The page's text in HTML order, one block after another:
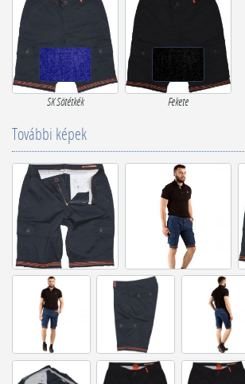
SK Sötétkék Fekete
További képek